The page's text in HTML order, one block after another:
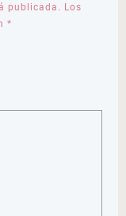
publicada. Los
*